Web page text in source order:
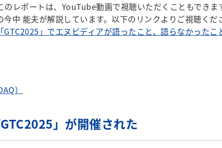
レポートは、YouTube動画で視聴いただくこともできま
今中 能夫が解説しています。以下のリンクよりご視聴くだ
GTC2025」でエヌビディアが語ったこと、語らなかったこ
）
」が開催された